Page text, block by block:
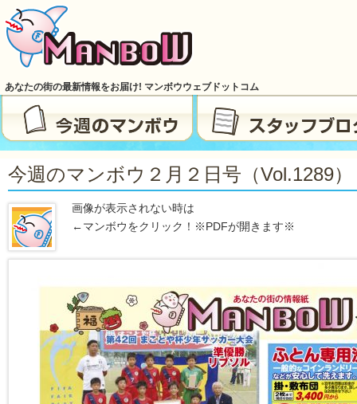
あなたの街の最新情報をお届け! マンボウウェブドットコム
今週のマンボウ２月２日号（vol.1289）
画像が表示されない時は
←マンボウをクリック！※PDFが開きます※